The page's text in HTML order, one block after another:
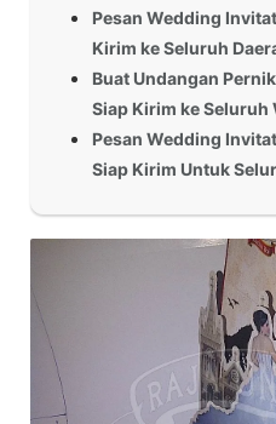
Pesan Wedding
Kirim ke Seluruh
Buat Undangan
Siap Kirim ke Seluruh
Pesan Wedding
Siap Kirim Untuk